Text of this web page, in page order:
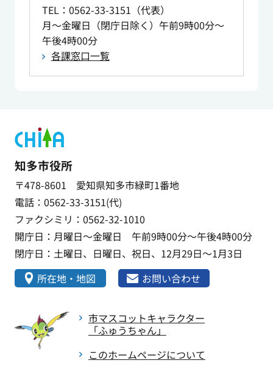
TEL：0562-33-3151（代表）
月～金曜日（閉庁日除く）午前9時00分～
午後4時00分
各課窓口一覧
知多市役所
〒478-8601 愛知県知多市緑町1番地
電話：0562-33-3151(代)
ファクシミリ：0562-32-1010
開庁日：月曜日～金曜日 午前9時00分～午後4時00分
閉庁日：土曜日、日曜日、祝日、12月29日～1月3日
所在地・地図
お問い合わせ
市マスコットキャラクター
「ふゅうちゃん」
このホームページについて